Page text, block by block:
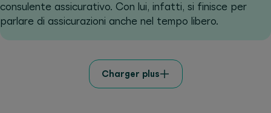
consulente assicurativo. Con lui, infatti, si finisce per
parlare di assicurazioni anche nel tempo libero.
Charger plus